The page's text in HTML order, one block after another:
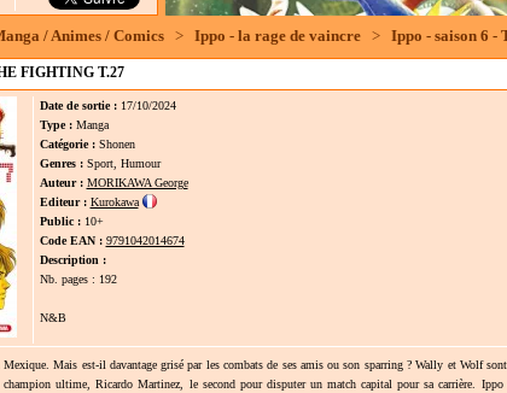
/ Animes / Comics > Ippo - la rage de vaincre > Ippo - saison 6 -
FIGHTING T.27
Date de sortie :17/10/2024
Type : Manga
Catégorie :Shonen
Genres :Sport, Humour
Auteur : MORIKAWA George
Editeur : Kurokawa
Public :10+
Code EAN : 9791042014674
Description :
Nb. pages : 192
N&B
Mexique. Mais est-il davantage grisé par les combats de ses amis ou son sparring ? Wally et Wolf
ultime, Ricardo Martinez, le second pour disputer un match capital pour sa carrière.